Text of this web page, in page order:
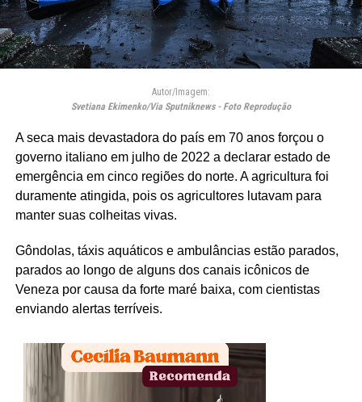
Autor/Imagem:
Svetiana Ekimenko/Via Sputniknews - Foto Reprodução
A seca mais devastadora do país em 70 anos forçou o
governo italiano em julho de 2022 a declarar estado de
emergência em cinco regiões do norte. A agricultura foi
duramente atingida, pois os agricultores lutavam para
manter suas colheitas vivas.
Gôndolas, táxis aquáticos e ambulâncias estão parados,
parados ao longo de alguns dos canais icônicos de
Veneza por causa da forte maré baixa, com cientistas
enviando alertas terríveis.